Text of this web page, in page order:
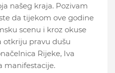
našeg kraja. Pozivam
da tijekom ove godine
scenu i kroz okuse
otkriju pravu dušu
Rijeke, Iva
manifestacije.